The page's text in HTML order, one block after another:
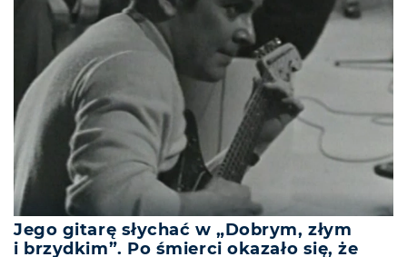
Jego gitarę słychać w „Dobrym, złym
i brzydkim”. Po śmierci okazało się, że